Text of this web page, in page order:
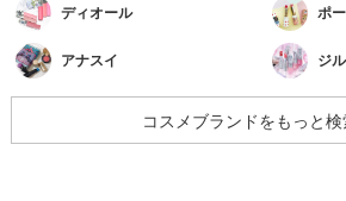
ディオール ポ
アナスイ ジ
コスメブランドをもっと検